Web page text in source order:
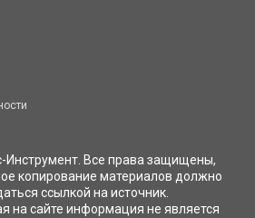
Инструмент. Все права защищены,
копирование материалов должно
ссылкой на источник.
на сайте информация не является